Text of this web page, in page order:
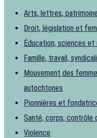
Arts, lettres,
Droit, législation et
Éducation, sciences
Famille, travail,
Mouvement des
autochtones
Pionnières et
Santé, corps, contrôle
Violence